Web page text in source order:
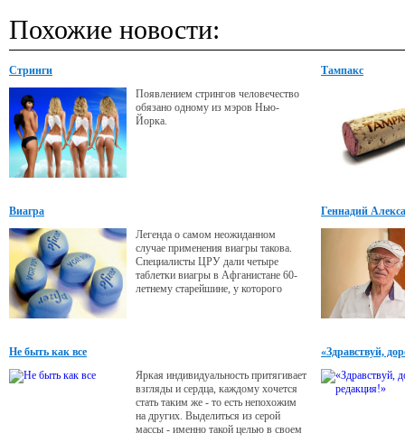
Похожие новости:
Стринги
Появлением стрингов человечество
обязано одному из мэров Нью-
Йорка.
Тампакс
Виагра
Легенда о самом неожиданном
случае применения виагры такова.
Специалисты ЦРУ дали четыре
таблетки виагры в Афганистане 60-
летнему старейшине, у которого
Геннадий
Не быть как все
Яркая индивидуальность притягивает
взгляды и сердца, каждому хочется
стать таким же - то есть непохожим
на других. Выделиться из серой
массы - именно такой целью в своем
«Здравствуй,